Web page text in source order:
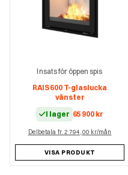
Insats för öppen spis
RAIS 600 T-glaslucka
vänster
I lager 65 900 kr
Delbetala fr. 2 794,00 kr/mån
VISA PRODUKT